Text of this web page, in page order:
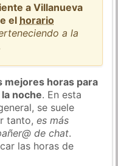
a Villanueva
el horario
a la
mejores horas para
noche. En esta
se suele
tanto,es más
de chat.
las horas de